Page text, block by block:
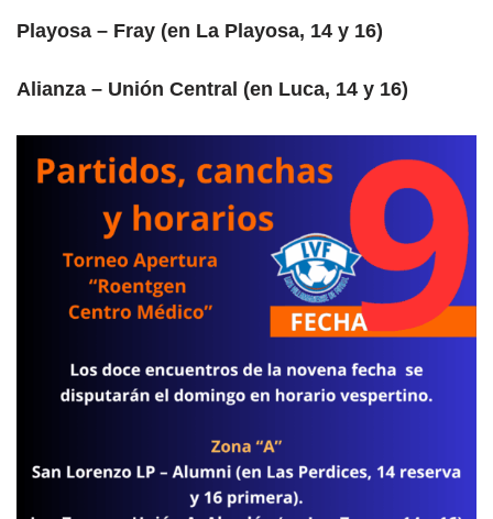
Playosa – Fray (en La Playosa, 14 y 16)
Alianza – Unión Central (en Luca, 14 y 16)